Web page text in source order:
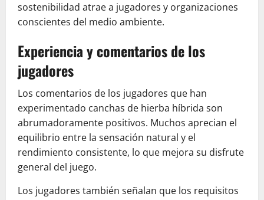
sostenibilidad atrae a jugadores y organizaciones
conscientes del medio ambiente.
Experiencia y comentarios de los
jugadores
Los comentarios de los jugadores que han
experimentado canchas de hierba híbrida son
abrumadoramente positivos. Muchos aprecian el
equilibrio entre la sensación natural y el
rendimiento consistente, lo que mejora su disfrute
general del juego.
Los jugadores también señalan que los requisitos